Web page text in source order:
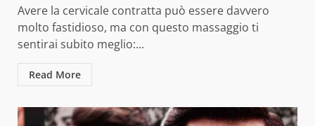
Avere la cervicale contratta può essere davvero
molto fastidioso, ma con questo massaggio ti
sentirai subito meglio:...
Read More